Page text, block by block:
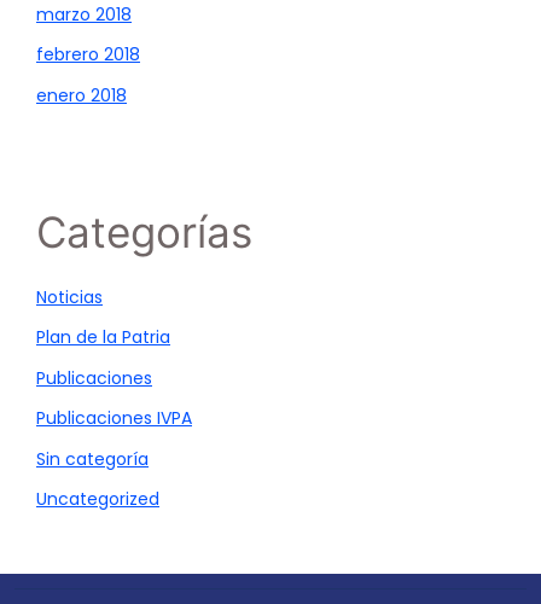
marzo 2018
febrero 2018
enero 2018
Categorías
Noticias
Plan de la Patria
Publicaciones
Publicaciones IVPA
Sin categoría
Uncategorized